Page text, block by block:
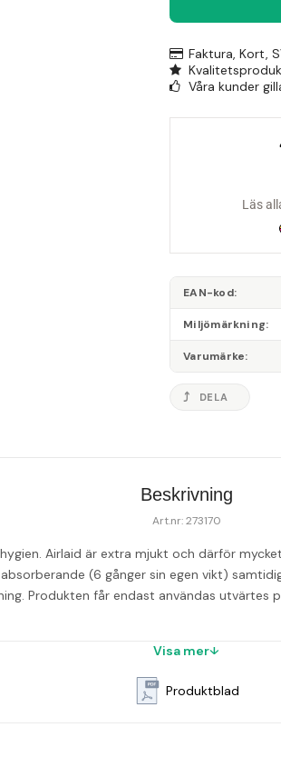
Faktura, Kort,
Våra kunder
EAN-kod
Miljömärkning
Varumärke
DELA
Beskrivning
Art.nr: 273170
Airlaid är extra mjukt och därför
(6 gånger sin egen vikt)
Produkten får endast användas utvärtes
Visa mer
Produktblad